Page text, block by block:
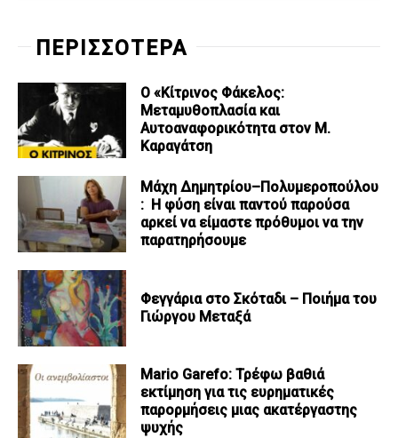
ΠΕΡΙΣΣΟΤΕΡΑ
Ο «Κίτρινος Φάκελος:
Μεταμυθοπλασία και
Αυτοαναφορικότητα στον Μ.
Καραγάτση
Μάχη Δημητρίου–Πολυμεροπούλου
: Η φύση είναι παντού παρούσα
αρκεί να είμαστε πρόθυμοι να την
παρατηρήσουμε
Φεγγάρια στο Σκόταδι – Ποιήμα του
Γιώργου Μεταξά
Mario Garefo: Τρέφω βαθιά
εκτίμηση για τις ευρηματικές
παρορμήσεις μιας ακατέργαστης
ψυχής